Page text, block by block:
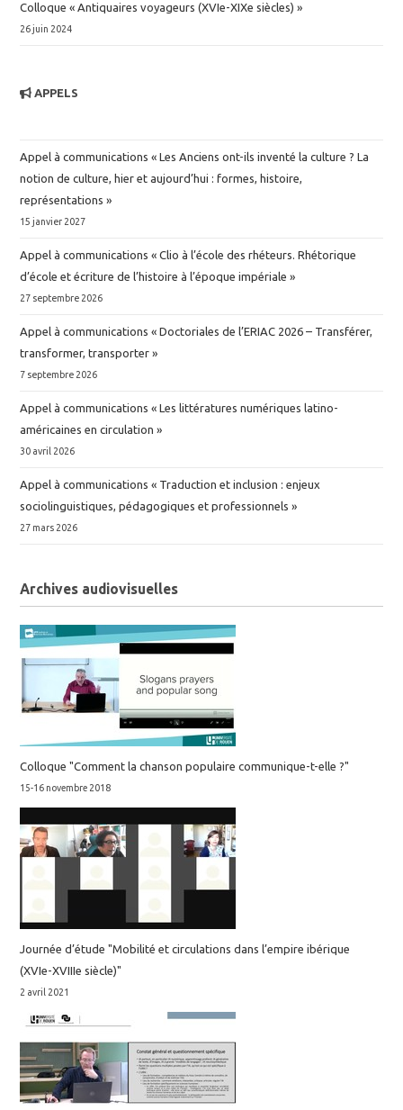
Colloque « Antiquaires voyageurs (XVIe-XIXe siècles) »
26 juin 2024
APPELS
Appel à communications « Les Anciens ont-ils inventé la culture ? La
notion de culture, hier et aujourd’hui : formes, histoire,
représentations »
15 janvier 2027
Appel à communications « Clio à l’école des rhéteurs. Rhétorique
d’école et écriture de l’histoire à l’époque impériale »
27 septembre 2026
Appel à communications « Doctoriales de l’ERIAC 2026 – Transférer,
transformer, transporter »
7 septembre 2026
Appel à communications « Les littératures numériques latino-
américaines en circulation »
30 avril 2026
Appel à communications « Traduction et inclusion : enjeux
sociolinguistiques, pédagogiques et professionnels »
27 mars 2026
Archives audiovisuelles
Colloque "Comment la chanson populaire communique-t-elle ?"
15-16 novembre 2018
Journée d’étude "Mobilité et circulations dans l’empire ibérique
(XVIe-XVIIIe siècle)"
2 avril 2021